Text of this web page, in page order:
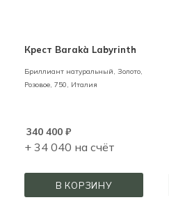
Крест Barakà Labyrinth
Бриллиант натуральный, Золото,
Розовое, 750, Италия
340 400 ₽
+ 34 040 на счёт
В КОРЗИНУ